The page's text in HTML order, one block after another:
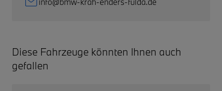
Diese Fahrzeuge könnten Ihnen auch
gefallen